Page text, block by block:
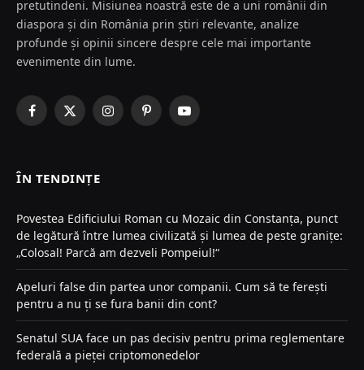
pretutindeni. Misiunea noastră este de a uni românii din
diaspora și din România prin știri relevante, analize
profunde și opinii sincere despre cele mai importante
evenimente din lume.
Facebook
X
InstagramPinterestYouTube
ÎN TENDINȚE
Povestea Edificiului Roman cu Mozaic din Constanța, punct
de legătură între lumea civilizată și lumea de peste granițe:
„Colosal! Parcă am dezveli Pompeiul!“
Apeluri false din partea unor companii. Cum să te ferești
pentru a nu ți se fura banii din cont?
Senatul SUA face un pas decisiv pentru prima reglementare
federală a pieței criptomonedelor